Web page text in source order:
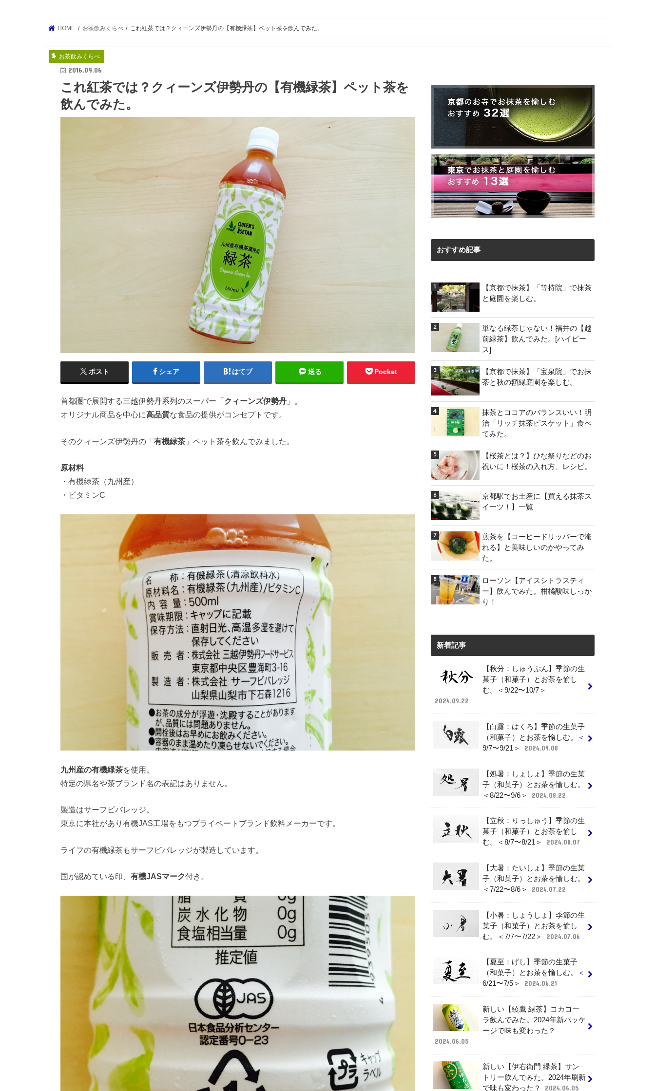
HOME お茶飲みくらべ これ紅茶では？クィーンズ伊勢丹の【有機緑茶】ペット茶を飲んでみた。
お茶飲みくらべ
2016.09.06
これ紅茶では？クィーンズ伊勢丹の【有機緑茶】ペット茶を
飲んでみた。
ポスト シェア はてブ 送る Pocket
首都圏で展開する三越伊勢丹系列のスーパー「 クィーンズ伊勢丹 」。
オリジナル商品を中心に高品質な食品の提供がコンセプトです。
そのクィーンズ伊勢丹の「有機緑茶 」ペット茶を飲んでみました。
原材料
・有機緑茶（九州産）
・ビタミンC
九州産の有機緑茶を使用。
特定の県名や茶ブランド名の表記はありません。
製造はサーフビバレッジ。
東京に本社があり有機JAS工場をもつプライベートブランド飲料メーカーです。
ライフの有機緑茶もサーフビバレッジが製造しています。
国が認めている印、 有機JASマーク付き。
おすすめ記事
【京都で抹茶】「等持院」で抹茶
と庭園を楽しむ。
単なる緑茶じゃない！福井の【越
前緑茶】飲んでみた。[ハイピー
ス]
【京都で抹茶】「宝泉院」でお抹
茶と秋の額縁庭園を楽しむ。
抹茶とココアのバランスいい！明
治「リッチ抹茶ビスケット」食べ
てみた。
【桜茶とは？】ひな祭りなどのお
祝いに！桜茶の入れ方、レシピ。
京都駅でお土産に【買える抹茶ス
イーツ！】一覧
煎茶を【コーヒードリッパーで淹
れる】と美味しいのかやってみ
た。
ローソン【アイスシトラスティ
ー】飲んでみた。柑橘酸味しっか
り！
新着記事
【秋分：しゅうぶん】季節の生
菓子（和菓子）とお茶を愉し
む。＜9/22〜10/7＞
2024.09.22
【白露：はくろ】季節の生菓子
（和菓子）とお茶を愉しむ。＜
9/7〜9/21＞
2024.09.08
【処暑：しょしょ】季節の生菓
子（和菓子）とお茶を愉しむ。
＜8/22〜9/6＞
2024.08.22
【立秋：りっしゅう】季節の生
菓子（和菓子）とお茶を愉し
む。＜8/7〜8/21＞
2024.08.07
【大暑：たいしょ】季節の生菓
子（和菓子）とお茶を愉しむ。
＜7/22〜8/6＞
2024.07.22
【小暑：しょうしょ】季節の生
菓子（和菓子）とお茶を愉し
む。＜7/7〜7/22＞
2024.07.06
【夏至：げし】季節の生菓子
（和菓子）とお茶を愉しむ。＜
6/21〜7/5＞
2024.06.21
新しい【綾鷹 緑茶】コカコー
ラ飲んでみた。2024年新パッケ
ージで味も変わった？
2024.06.05
新しい【伊右衛門 緑茶】サン
トリー飲んでみた。2024年刷新
で味も変わった？
2024.06.05